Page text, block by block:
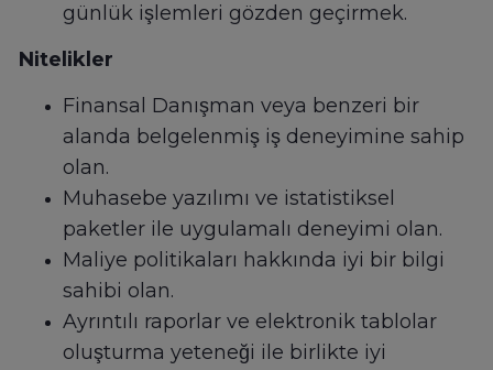
günlük işlemleri gözden geçirmek.
Nitelikler
Finansal Danışman veya benzeri bir
alanda belgelenmiş iş deneyimine sahip
olan.
Muhasebe yazılımı ve istatistiksel
paketler ile uygulamalı deneyimi olan.
Maliye politikaları hakkında iyi bir bilgi
sahibi olan.
Ayrıntılı raporlar ve elektronik tablolar
oluşturma yeteneği ile birlikte iyi